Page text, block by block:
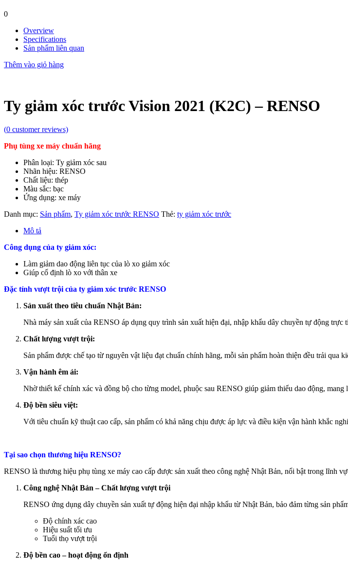
0
Overview
Specifications
Sản phẩm liên quan
Thêm vào giỏ hàng
Ty giảm xóc trước Vision 2021 (K2C) – RENSO
(0 customer reviews)
Phụ tùng xe máy chuẩn hãng
Phân loại: Ty giảm xóc sau
Nhãn hiệu: RENSO
Chất liệu: thép
Màu sắc: bạc
Ứng dụng: xe máy
Danh mục: Sản phẩm, Ty giảm xóc trước RENSO Thẻ: ty giảm xóc trước
Mô tả
Công dụng của ty giảm xóc:
Làm giảm dao động liên tục của lò xo giảm xóc
Giúp cố định lò xo với thân xe
Đặc tính vượt trội của ty giảm xóc trước RENSO
Sản xuất theo tiêu chuẩn Nhật Bản:
Nhà máy sản xuất của RENSO áp dụng quy trình sản xuất hiện đại, nhập khẩu dây chuyền tự động
Chất lượng vượt trội:
Sản phẩm được chế tạo từ nguyên vật liệu đạt chuẩn chính hãng, mỗi sản phẩm hoàn thiện đều trải qua
Vận hành êm ái:
Nhờ thiết kế chính xác và đồng bộ cho từng model, phuộc sau RENSO giúp giảm thiểu dao động,
Độ bền siêu việt:
Với tiêu chuẩn kỹ thuật cao cấp, sản phẩm có khả năng chịu được áp lực và điều kiện vận hành khắc
Tại sao chọn thương hiệu RENSO?
RENSO là thương hiệu phụ tùng xe máy cao cấp được sản xuất theo công nghệ Nhật Bản, nổi bật trong lĩnh
Công nghệ Nhật Bản – Chất lượng vượt trội
RENSO ứng dụng dây chuyền sản xuất tự động hiện đại nhập khẩu từ Nhật Bản, bảo đảm từng sản
Độ chính xác cao
Hiệu suất tối ưu
Tuổi thọ vượt trội
Độ bền cao – hoạt động ổn định